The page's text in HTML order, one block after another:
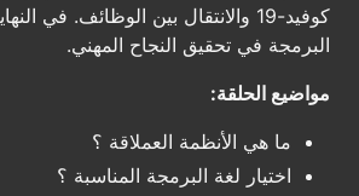
كوفيد-19 والانتقال بين الوظائف. في
البرمجة في تحقيق النجاح المهني.
مواضيع الحلقة:
ما هي الأنظمة العملاقة ؟
اختيار لغة البرمجة المناسبة ؟